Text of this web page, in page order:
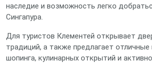
наследие и возможность легко
Сингапура.
Для туристов Клементей открывает
традиций, а также предлагает
шопинга, кулинарных открытий и